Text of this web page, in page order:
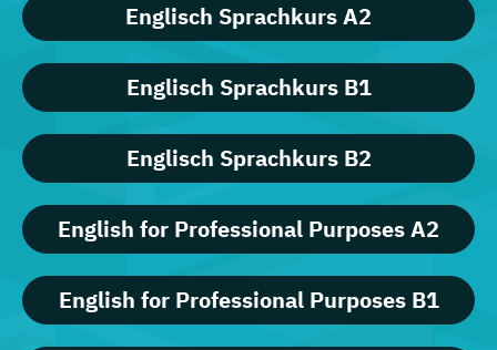
Englisch Sprachkurs A2
Englisch Sprachkurs B1
Englisch Sprachkurs B2
English for Professional Purposes A2
English for Professional Purposes B1